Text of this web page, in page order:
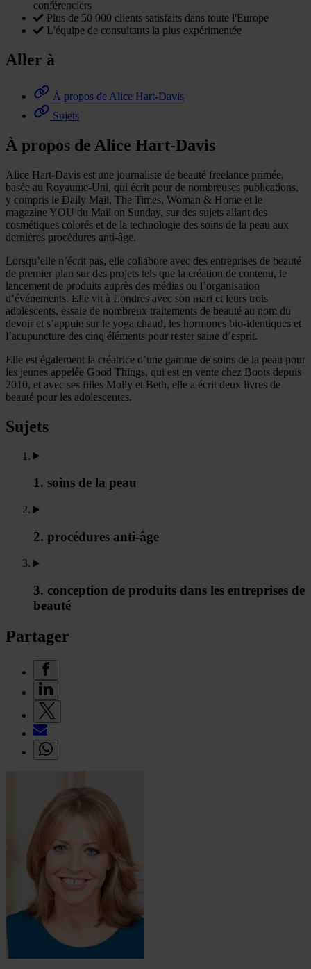
conférenciers
Plus de 50 000 clients satisfaits dans toute l'Europe
L'équipe de consultants la plus expérimentée
Aller à
À propos de Alice Hart-Davis
Sujets
À propos de Alice Hart-Davis
Alice Hart-Davis est une journaliste de beauté freelance primée,
basée au Royaume-Uni, qui écrit pour de nombreuses publications,
y compris le Daily Mail, The Times, Woman & Home et le
magazine YOU du Mail on Sunday, sur des sujets allant des
cosmétiques colorés et de la technologie des soins de la peau aux
dernières procédures anti-âge.
Lorsqu’elle n’écrit pas, elle collabore avec des entreprises de beauté
de premier plan sur des projets tels que la création de contenu, le
lancement de produits auprès des médias ou l’organisation
d’événements. Elle vit à Londres avec son mari et leurs trois
adolescents, essaie de nombreux traitements de beauté au nom du
devoir et s’appuie sur le yoga chaud, les hormones bio-identiques et
l’acupuncture des cinq éléments pour rester saine d’esprit.
Elle est également la créatrice d’une gamme de soins de la peau pour
les jeunes appelée Good Things, qui est en vente chez Boots depuis
2010, et avec ses filles Molly et Beth, elle a écrit deux livres de
beauté pour les adolescentes.
Sujets
1. soins de la peau
2. procédures anti-âge
3. conception de produits dans les entreprises de
beauté
Partager